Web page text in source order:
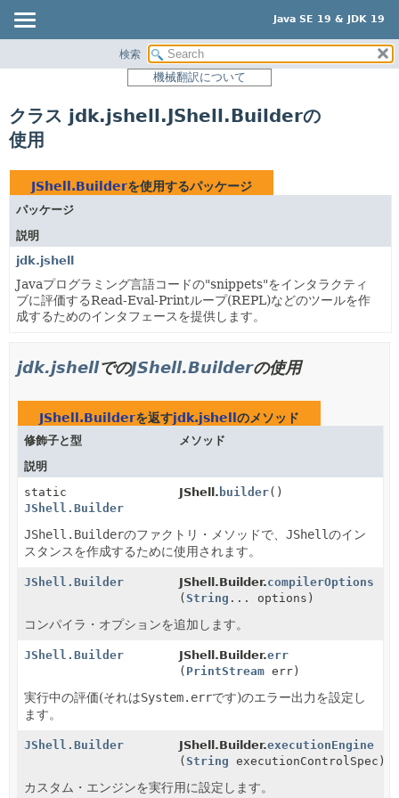
Java SE 19 & JDK 19
パッケージ
クラス
使用
ツリー
新規
非推奨
索引
検索
機械翻訳について
クラス jdk.jshell.JShell.Builderの
使用
JShell.Builderを使用するパッケージ
パッケージ
説明
jdk.jshell
Javaプログラミング言語コードの"snippets"をインタラクティ
ブに評価するRead-Eval-Printループ(REPL)などのツールを作
成するためのインタフェースを提供します。
jdk.jshellでのJShell.Builderの使用
JShell.Builderを返すjdk.jshellのメソッド
修飾子と型
メソッド
説明
static
JShell.Builder
JShell. builder()
JShell.Builderのファクトリ・メソッドで、 JShellのイン
スタンスを作成するために使用されます。
JShell.Builder JShell.Builder.compilerOptions
(String ... options)
コンパイラ・オプションを追加します。
JShell.Builder JShell.Builder.err
( PrintStream err)
実行中の評価(それはSystem.errです)のエラー出力を設定し
ます。
JShell.Builder JShell.Builder.executionEngine
(String executionControlSpec)
カスタム・エンジンを実行用に設定します。